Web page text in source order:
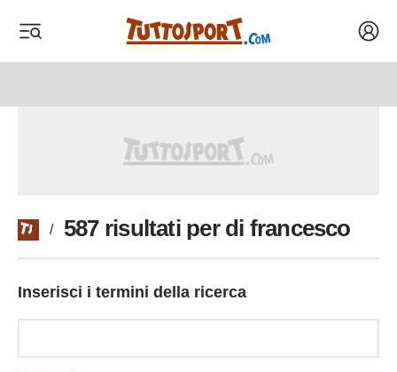
/ 587 risultati per di francesco
Inserisci i termini della ricerca